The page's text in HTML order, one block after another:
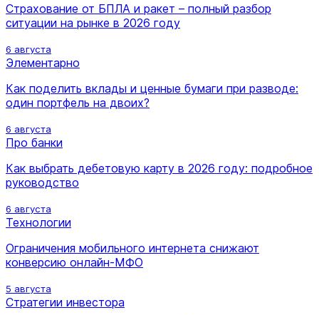
Страхование от БПЛА и ракет – полный разбор
ситуации на рынке в 2026 году
6 августа
Элементарно
Как поделить вклады и ценные бумаги при разводе:
один портфель на двоих?
6 августа
Про банки
Как выбрать дебетовую карту в 2026 году: подробное
руководство
6 августа
Технологии
Ограничения мобильного интернета снижают
конверсию онлайн-МФО
5 августа
Стратегии инвестора